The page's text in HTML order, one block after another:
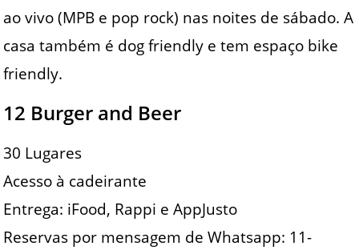
ao vivo (MPB e pop rock) nas noites de sábado. A
casa também é dog friendly e tem espaço bike
friendly.
12 Burger and Beer
30 Lugares
Acesso à cadeirante
Entrega: iFood, Rappi e AppJusto
Reservas por mensagem de Whatsapp: 11-